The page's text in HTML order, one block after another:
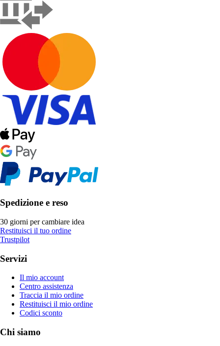
Spedizione e reso
30 giorni per cambiare idea
Restituisci il tuo ordine
Trustpilot
Servizi
Il mio account
Centro assistenza
Traccia il mio ordine
Restituisci il mio ordine
Codici sconto
Chi siamo